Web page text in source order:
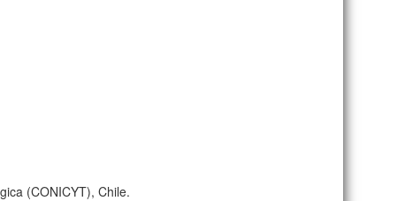
(CONICYT), Chile.